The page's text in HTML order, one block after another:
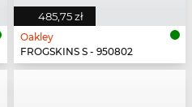
485,75 zł
Oakley
FROGSKINS S - 950802